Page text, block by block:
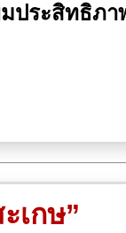
ประสิทธิภา
เกษ”